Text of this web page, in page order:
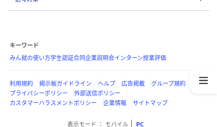
キーワード
みん就の使い方学生認証合同企業説明会インターン授業評価
利用規約 掲示板ガイドライン ヘルプ 広告掲載
グループ規約
プライバシーポリシー
外部送信ポリシー
カスタマーハラスメントポリシー
企業情報 サイトマップ
表示モード モバイル PC